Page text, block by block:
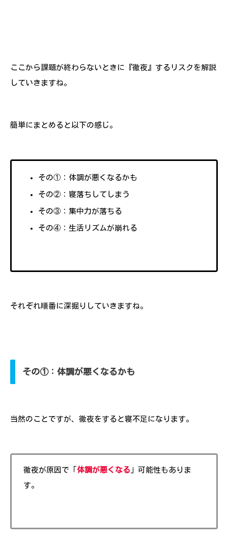
ここから課題が終わらないときに『徹夜』するリスクを解説
していきますね。
簡単にまとめると以下の感じ。
その①：体調が悪くなるかも
その②：寝落ちしてしまう
その③：集中力が落ちる
その④：生活リズムが崩れる
それぞれ順番に深掘りしていきますね。
その①：体調が悪くなるかも
当然のことですが、徹夜をすると寝不足になります。
徹夜が原因で「 体調が悪くなる 」可能性もありま
す。